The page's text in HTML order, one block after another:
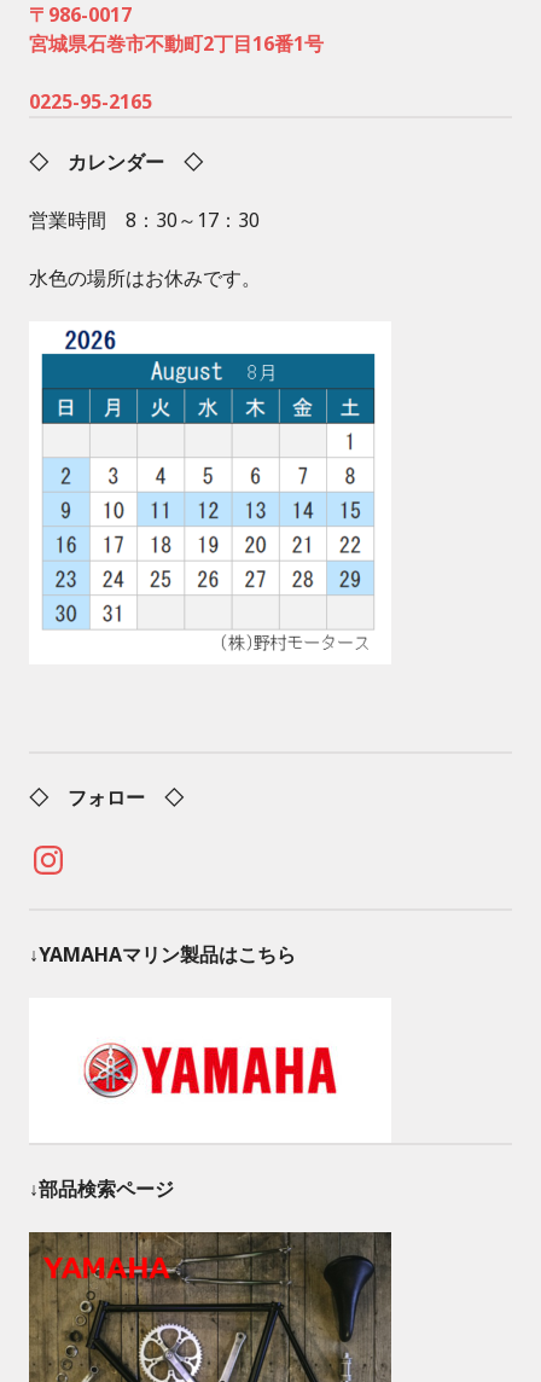
〒986-0017
宮城県石巻市不動町2丁目16番1号
0225-95-2165
◇ カレンダー ◇
営業時間 8：30～17：30
水色の場所はお休みです。
◇ フォロー ◇
Instagram
↓YAMAHAマリン製品はこちら
↓部品検索ページ